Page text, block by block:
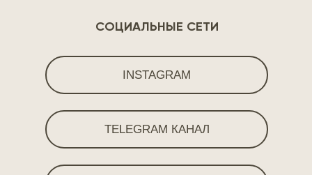
TELEGRAM КАНАЛ
СОЦИАЛЬНЫЕ СЕТИ
INSTAGRAM